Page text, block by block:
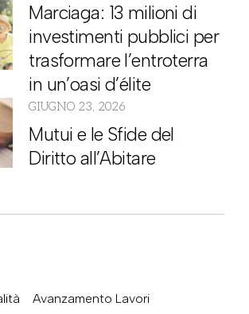
Marciaga: 13 milioni di
investimenti pubblici per
trasformare l’entroterra
in un’oasi d’élite
GIUGNO 23, 2026
Mutui e le Sfide del
Diritto all’Abitare
Avanzamento Lavori